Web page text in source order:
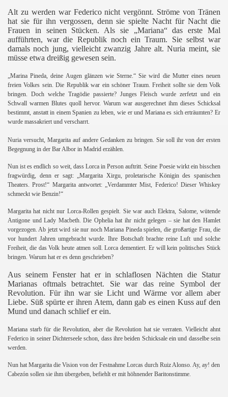
Alt zu werden war Federico nicht vergönnt. Ströme von Tränen
hat sie für ihn vergossen, denn sie spielte Nacht für Nacht die
Frauen in seinen Stücken. Als sie „Mariana“ das erste Mal
aufführten, war die Republik noch ein Traum. Sie selbst war
damals noch jung, vielleicht zwanzig Jahre alt. Nuria meint, sie
müsse etwa dreißig gewesen sein.
„Marina Pineda, deine Augen glänzen wie Sterne.“ Sie wird die Mutter eines neuen
freien Volkes sein. Die Republik war ein schöner Traum. Freiheit sollte sie dem Volk
bringen. Doch welche Tragödie passierte? Junges Fleisch wurde zerfetzt und ein
Schwall warmen Blutes quoll hervor. Warum war ausgerechnet ihm dieses Schicksal
bestimmt, anstatt in einem Spanien zu leben, wie er und Mariana es sich erträumten? Er
wurde massakriert und verscharrt.
Nuria versucht, Margarita auf andere Gedanken zu bringen. Sie soll ihr von der ersten
Begegnung in der Bar Albor in Madrid erzählen.
Nun ist es endlich so weit, dass Lorca in Person auftritt. Seine Poesie wirkt ein bisschen
fragwürdig, denn er sagt: „Margarita Xirgu, proletarische Königin des spanischen
Theaters. Prost!“ Margarita antwortet: „Verdammter Mist, Federico! Dieser Whiskey
schmeckt wie Benzin!“
Margarita hat nicht nur Lorca-Rollen gespielt. Sie war auch Elektra, Salome, wütende
Antigone und Lady Macbeth. Die Ophelia hat ihr nicht gelegen – sie hat den Hamlet
vorgezogen. Ab jetzt wird sie nur noch Mariana Pineda spielen, die großartige Frau, die
vor hundert Jahren umgebracht wurde. Ihre Botschaft brachte reine Luft und solche
Freiheit, die das Volk heute atmen soll. Lorca dementiert. Er will kein politisches Stück
bringen. Warum hat er es denn geschrieben?
Aus seinem Fenster hat er in schlaflosen Nächten die Statur
Marianas oftmals betrachtet. Sie war das reine Symbol der
Revolution. Für ihn war sie Licht und Wärme vor allem aber
Liebe. Süß spürte er ihren Atem, dann gab es einen Kuss auf den
Mund und danach schlief er ein.
Mariana starb für die Revolution, aber die Revolution hat sie verraten. Vielleicht ahnt
Federico in seiner Dichterseele schon, dass ihre beiden Schicksale ein und dasselbe sein
werden.
Nun hat Margarita die Vision von der Festnahme Lorcas durch Ruiz Alonso. Ay, ay! den
Cabezón sollen sie ihm übergeben, befiehlt er mit höhnender Baritonstimme.